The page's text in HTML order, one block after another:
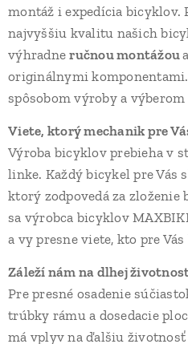
montáž i expedícia bicyklov.
najvyššiu kvalitu našich
výhradneručnou montážou
originálnymi
spôsobom výroby a
Viete, ktorý mechanik pre
Výroba bicyklov prebieha v
linke. Každý bicykel pre Vás
ktorý zodpovedá za
sa výrobca bicyklov
a vy presne viete, kto pre
Záleží nám na dlhej
Pre presné osadenie
trúbky rámu a dosedacie
má vplyv na ďalšiu životnosť